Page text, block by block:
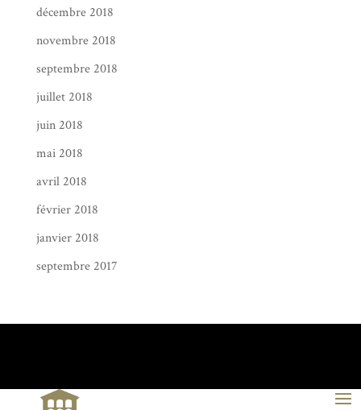
décembre 2018
novembre 2018
septembre 2018
juillet 2018
juin 2018
mai 2018
avril 2018
février 2018
janvier 2018
septembre 2017